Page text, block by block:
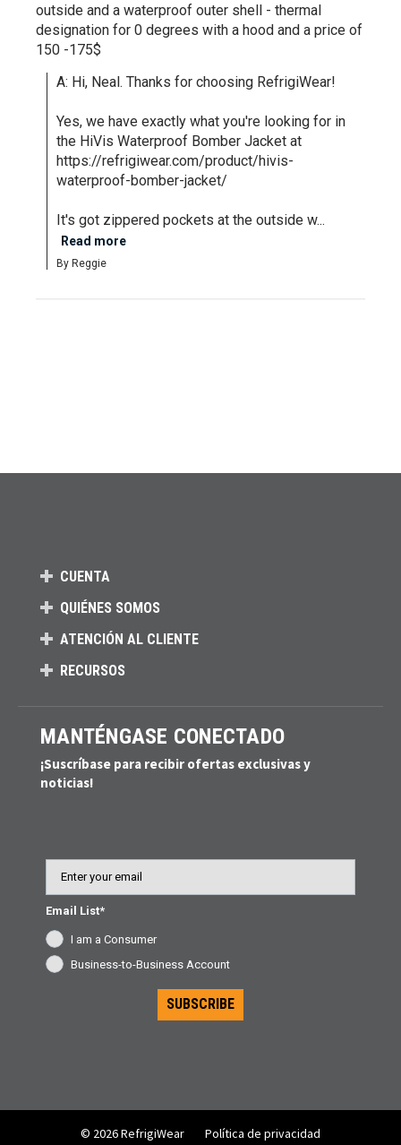
outside and a waterproof outer shell - thermal
designation for 0 degrees with a hood and a price of
150 -175$
A: Hi, Neal. Thanks for choosing RefrigiWear!
Yes, we have exactly what you're looking for in
the HiVis Waterproof Bomber Jacket at
https://refrigiwear.com/product/hivis-
waterproof-bomber-jacket/
It's got zippered pockets at the outside w...
Read more
By Reggie
CUENTA
QUIÉNES SOMOS
ATENCIÓN AL CLIENTE
RECURSOS
MANTÉNGASE CONECTADO
¡Suscríbase para recibir ofertas exclusivas y
noticias!
Email List*
I am a Consumer
Business-to-Business Account
SUBSCRIBE
© 2026 RefrigiWear Política de privacidad